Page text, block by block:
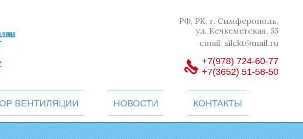
РФ, РК, г. Симферополь,
ул. Кечкеметская, 55
email: silekt@mail.ru
+7(978) 724-60-77
+7(3652) 51-58-50
ВЕНТИЛЯЦИИ НОВОСТИ КОНТАКТЫ